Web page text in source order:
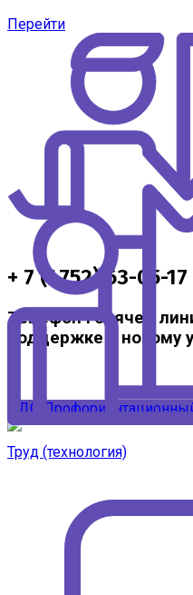
+ 7 (4752) 63-05-17
Телефон горячей
поддержке к новому
ЦДО
Перейти
Труд (технология)